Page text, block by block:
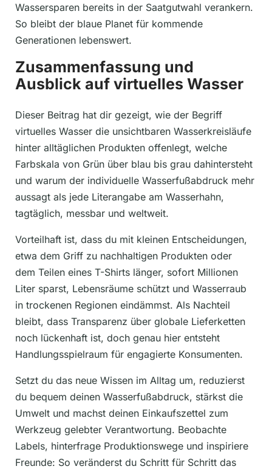
Wassersparen bereits in der Saatgutwahl verankern.
So bleibt der blaue Planet für kommende
Generationen lebenswert.
Zusammenfassung und
Ausblick auf virtuelles Wasser
Dieser Beitrag hat dir gezeigt, wie der Begriff
virtuelles Wasser die unsichtbaren Wasserkreisläufe
hinter alltäglichen Produkten offenlegt, welche
Farbskala von Grün über blau bis grau dahintersteht
und warum der individuelle Wasserfußabdruck mehr
aussagt als jede Literangabe am Wasserhahn,
tagtäglich, messbar und weltweit.
Vorteilhaft ist, dass du mit kleinen Entscheidungen,
etwa dem Griff zu nachhaltigen Produkten oder
dem Teilen eines T-Shirts länger, sofort Millionen
Liter sparst, Lebensräume schützt und Wasserraub
in trockenen Regionen eindämmst. Als Nachteil
bleibt, dass Transparenz über globale Lieferketten
noch lückenhaft ist, doch genau hier entsteht
Handlungsspielraum für engagierte Konsumenten.
Setzt du das neue Wissen im Alltag um, reduzierst
du bequem deinen Wasserfußabdruck, stärkst die
Umwelt und machst deinen Einkaufszettel zum
Werkzeug gelebter Verantwortung. Beobachte
Labels, hinterfrage Produktionswege und inspiriere
Freunde: So veränderst du Schritt für Schritt das